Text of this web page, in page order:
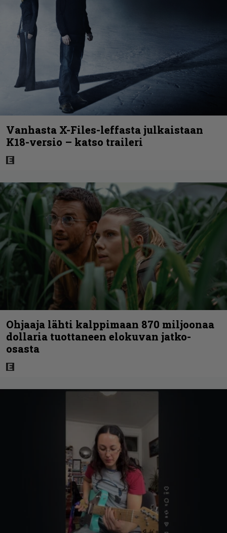
Vanhasta X-Files-leffasta julkaistaan
K18-versio – katso traileri
Ohjaaja lähti kalppimaan 870 miljoonaa
dollaria tuottaneen elokuvan jatko-
osasta